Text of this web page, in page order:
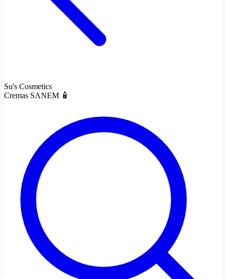
Su's Cosmetics
Cremas SANEM 🧴